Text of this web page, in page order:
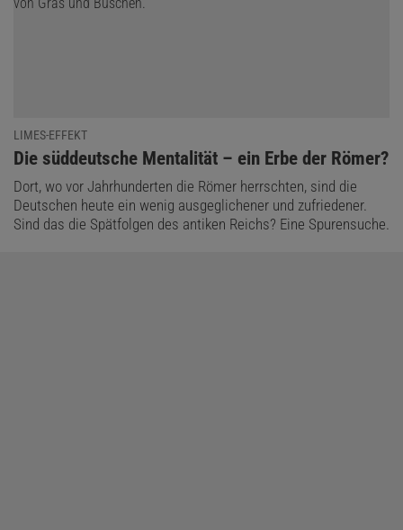
LIMES-EFFEKT
:
Die süddeutsche Mentalität – ein Erbe der Römer?
Dort, wo vor Jahrhunderten die Römer herrschten, sind die
Deutschen heute ein wenig ausgeglichener und zufriedener.
Sind das die Spätfolgen des antiken Reichs? Eine Spurensuche.